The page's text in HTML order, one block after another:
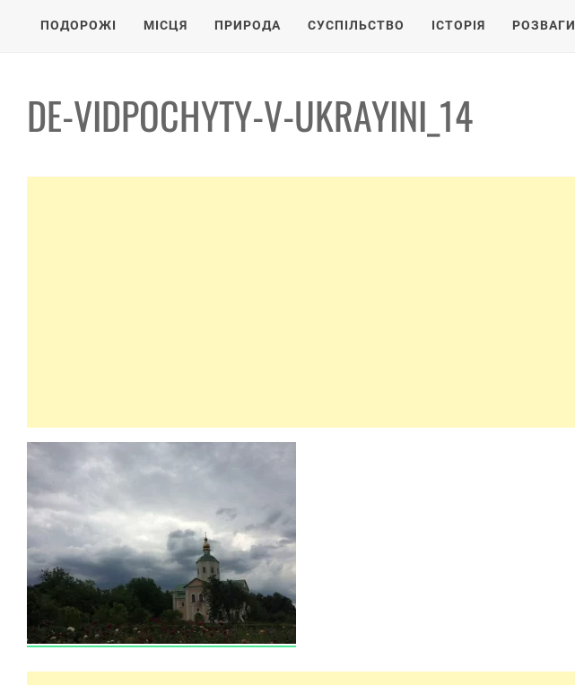
ПОДОРОЖІ МІСЦЯ ПРИРОДА СУСПІЛЬСТВО ІСТОРІЯ РОЗВАГИ
DE-VIDPOCHYTY-V-UKRAYINI_14